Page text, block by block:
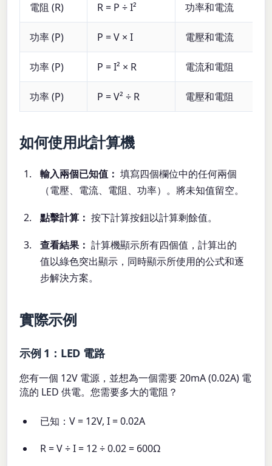
電阻 (R) R = P ÷ I² 功率和電流
功率 (P) P = V × I 電壓和電流
功率 (P) P = I² × R 電流和電阻
功率 (P) P = V² ÷ R 電壓和電阻
如何使用此計算機
輸入兩個已知值： 填寫四個欄位中的任何兩個
（電壓、電流、電阻、功率）。將未知值留空。
點擊計算： 按下計算按鈕以計算剩餘值。
查看結果： 計算機顯示所有四個值，計算出的
值以綠色突出顯示，同時顯示所使用的公式和逐
步解決方案。
實際示例
示例 1：LED 電路
您有一個 12V 電源，並想為一個需要 20mA (0.02A) 電
流的 LED 供電。您需要多大的電阻？
已知：V = 12V, I = 0.02A
R = V ÷ I = 12 ÷ 0.02 = 600Ω